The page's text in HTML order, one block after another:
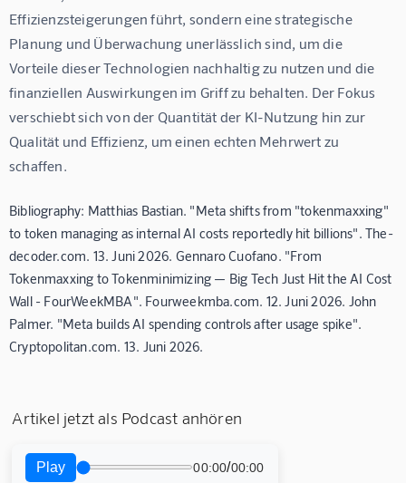
Effizienzsteigerungen führt, sondern eine strategische
Planung und Überwachung unerlässlich sind, um die
Vorteile dieser Technologien nachhaltig zu nutzen und die
finanziellen Auswirkungen im Griff zu behalten. Der Fokus
verschiebt sich von der Quantität der KI-Nutzung hin zur
Qualität und Effizienz, um einen echten Mehrwert zu
schaffen.
Bibliography: Matthias Bastian. "Meta shifts from "tokenmaxxing"
to token managing as internal AI costs reportedly hit billions". The-
decoder.com. 13. Juni 2026. Gennaro Cuofano. "From
Tokenmaxxing to Tokenminimizing — Big Tech Just Hit the AI Cost
Wall - FourWeekMBA". Fourweekmba.com. 12. Juni 2026. John
Palmer. "Meta builds AI spending controls after usage spike".
Cryptopolitan.com. 13. Juni 2026.
Artikel jetzt als Podcast anhören
Play 00:00/00:00